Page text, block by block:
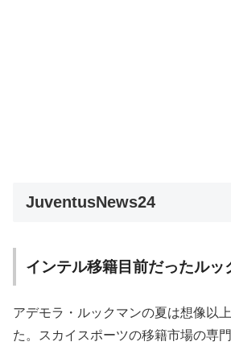
JuventusNews24
インテル移籍目前だったルッ
アデモラ・ルックマンの夏は想像以
た。スカイスポーツの移籍市場の専